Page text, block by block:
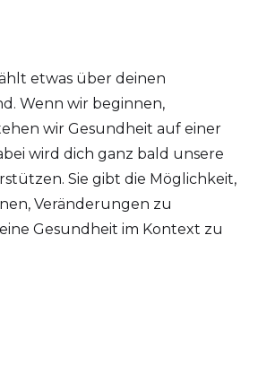
etwas über deinen
Wenn wir beginnen,
wir Gesundheit auf einer
wird dich ganz bald unsere
Sie gibt die Möglichkeit,
Veränderungen zu
Gesundheit im Kontext zu